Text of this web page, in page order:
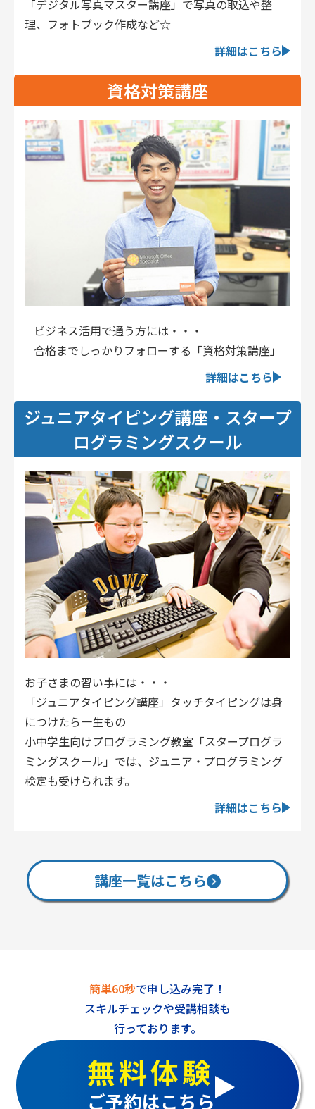
「デジタル写真マスター講座」で写真の取込や整
理、フォトブック作成など☆
詳細はこちら
資格対策講座
ビジネス活用で通う方には・・・
合格までしっかりフォローする「資格対策講座」
詳細はこちら
ジュニアタイピング講座・スタープ
ログラミングスクール
お子さまの習い事には・・・
「ジュニアタイピング講座」タッチタイピングは身
につけたら一生もの
小中学生向けプログラミング教室「スタープログラ
ミングスクール」では、ジュニア・プログラミング
検定も受けられます。
詳細はこちら
講座一覧はこちら
簡単60秒で申し込み完了！
スキルチェックや受講相談も
行っております。
無料体験
ご予約はこちら